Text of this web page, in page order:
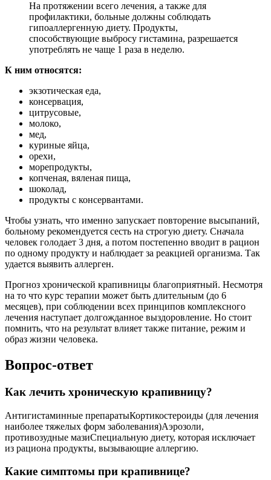
На протяжении всего лечения, а также для
профилактики, больные должны соблюдать
гипоаллергенную диету. Продукты,
способствующие выбросу гистамина, разрешается
употреблять не чаще 1 раза в неделю.
К ним относятся:
экзотическая еда,
консервация,
цитрусовые,
молоко,
мед,
куриные яйца,
орехи,
морепродукты,
копченая, вяленая пища,
шоколад,
продукты с консервантами.
Чтобы узнать, что именно запускает повторение высыпаний,
больному рекомендуется сесть на строгую диету. Сначала
человек голодает 3 дня, а потом постепенно вводит в рацион
по одному продукту и наблюдает за реакцией организма. Так
удается выявить аллерген.
Прогноз хронической крапивницы благоприятный. Несмотря
на то что курс терапии может быть длительным (до 6
месяцев), при соблюдении всех принципов комплексного
лечения наступает долгожданное выздоровление. Но стоит
помнить, что на результат влияет также питание, режим и
образ жизни человека.
Вопрос-ответ
Как лечить хроническую крапивницу?
Антигистаминные препаратыКортикостероиды (для лечения
наиболее тяжелых форм заболевания)Аэрозоли,
противозудные мазиСпециальную диету, которая исключает
из рациона продукты, вызывающие аллергию.
Какие симптомы при крапивнице?